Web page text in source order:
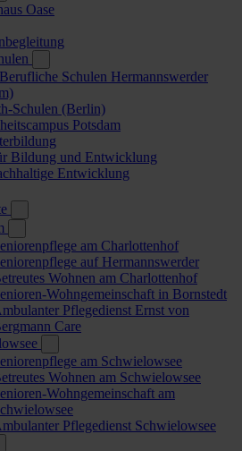
Oase
Schulen Hermannswerder
Schulen (Berlin)
Potsdam
Bildung und Entwicklung
Entwicklung
am Charlottenhof
auf Hermannswerder
Wohnen am Charlottenhof
Wohngemeinschaft in Bornstedt
Pflegedienst Ernst von
Care
am Schwielowsee
Wohnen am Schwielowsee
Wohngemeinschaft am
Pflegedienst Schwielowsee